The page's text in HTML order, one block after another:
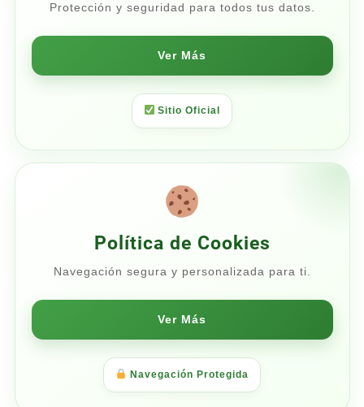
Protección y seguridad para todos tus datos.
Ver Más
Sitio Oficial
Política de Cookies
Navegación segura y personalizada para ti.
Ver Más
Navegación Protegida